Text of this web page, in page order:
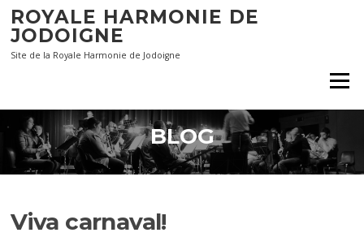
Aller
au
contenu
ROYALE HARMONIE DE
JODOIGNE
Site de la Royale Harmonie de Jodoigne
Menu
BLOG
Viva carnaval!